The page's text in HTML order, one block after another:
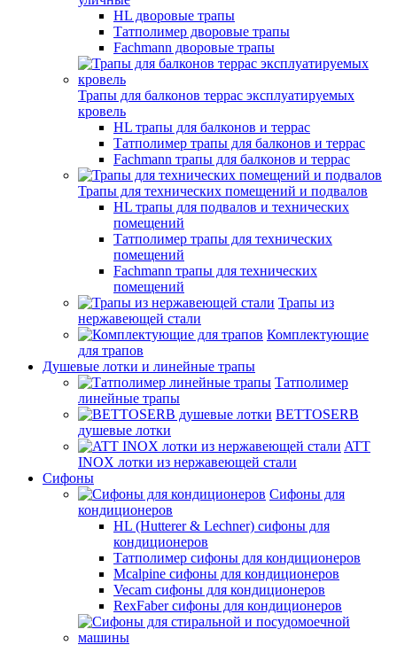
HL дворовые трапы
Татполимер дворовые трапы
Fachmann дворовые трапы
Трапы для балконов террас эксплуатируемых
кровель
HL трапы для балконов и террас
Татполимер трапы для балконов и террас
Fachmann трапы для балконов и террас
Трапы для технических помещений и подвалов
HL трапы для подвалов и технических
помещений
Татполимер трапы для технических
помещений
Fachmann трапы для технических
помещений
Трапы из
нержавеющей стали
Комплектующие
для трапов
Душевые лотки и линейные трапы
Татполимер
линейные трапы
BETTOSERB
душевые лотки
ATT
INOX лотки из нержавеющей стали
Сифоны
Сифоны для
кондиционеров
HL (Hutterer & Lechner) сифоны для
кондиционеров
Татполимер сифоны для кондиционеров
Mcalpine сифоны для кондиционеров
Vecam сифоны для кондиционеров
RexFaber сифоны для кондиционеров